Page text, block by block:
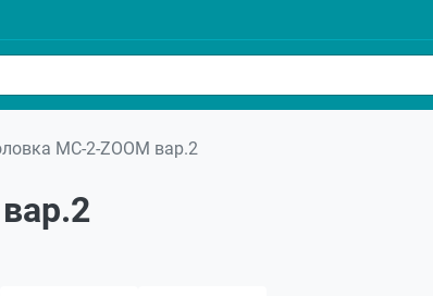
МС-2-ZOOM вар.2